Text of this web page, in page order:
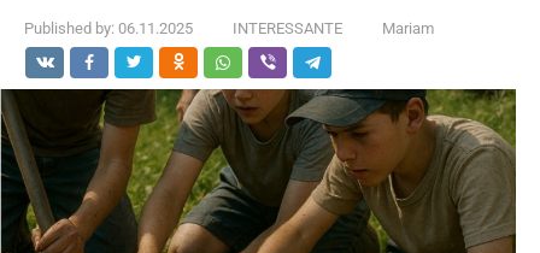
Published by: 06.11.2025 INTERESSANTE Mariam